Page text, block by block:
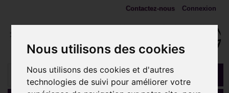
Nous utilisons des cookies
Nous utilisons des cookies et d'autres
technologies de suivi pour améliorer votre
Connexion
Contactez-nous